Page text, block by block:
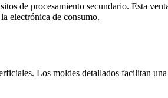
de procesamiento secundario. Esta
electrónica de consumo.
Los moldes detallados facilitan